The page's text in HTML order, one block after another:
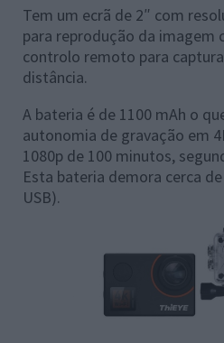
Tem um ecrã de 2″ com
para reprodução da imagem
controlo remoto para
distância.
A bateria é de 1100 mAh o
autonomia de gravação em
1080p de 100 minutos,
Esta bateria demora cerca
USB).